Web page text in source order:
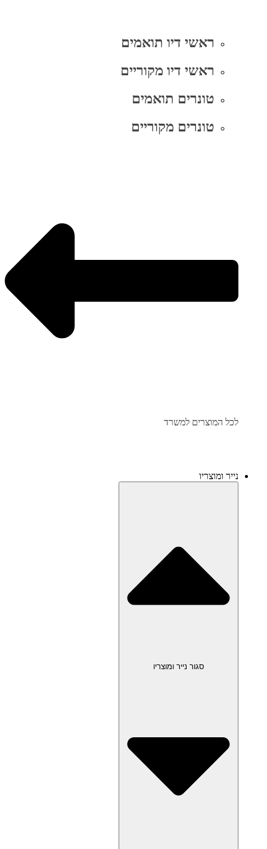
ראשי דיו תואמים
ראשי דיו מקוריים
טונרים תואמים
טונרים מקוריים
לכל המוצרים למשרד
נייר ומוצריו
סגור נייר ומוצריו